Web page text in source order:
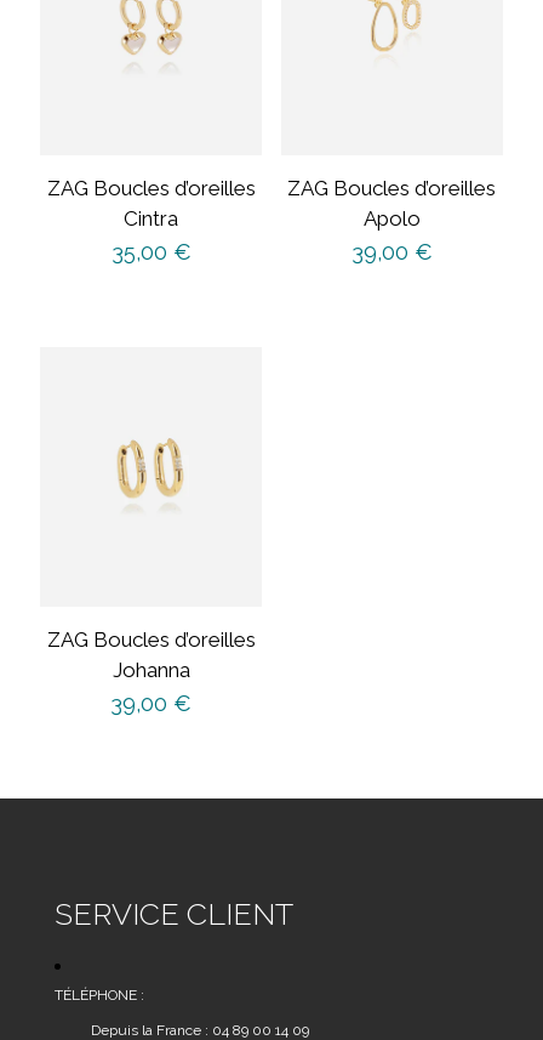
ZAG Boucles d’oreilles
Cintra
35,00 €
ZAG Boucles d’oreilles
Apolo
39,00 €
ZAG Boucles d’oreilles
Johanna
39,00 €
SERVICE CLIENT
TÉLÉPHONE :
Depuis la France : 04 89 00 14 09